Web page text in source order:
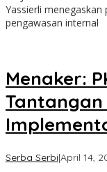
Yassierli
pengawasan internal
Menaker:
Serba Serbi|April 14,